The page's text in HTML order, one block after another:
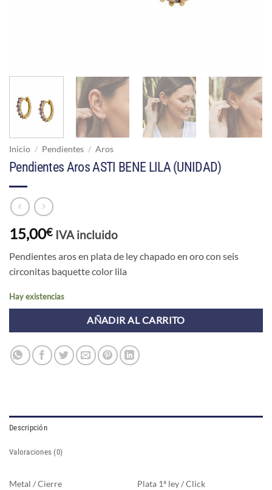
Inicio / Pendientes / Aros
Pendientes Aros ASTI BENE LILA (UNIDAD)
15,00€ IVA incluido
Pendientes aros en plata de ley chapado en oro con seis
circonitas baquette color lila
Hay existencias
AÑADIR AL CARRITO
Descripción
Valoraciones (0)
Metal / Cierre
Plata 1ª ley / Click